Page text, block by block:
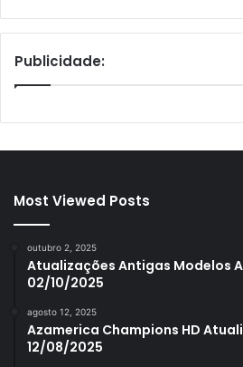
Publicidade:
Most Viewed Posts
outubro 2, 2025
Atualizações Antigas Modelos
02/10/2025
agosto 12, 2025
Azamerica Champions HD
12/08/2025